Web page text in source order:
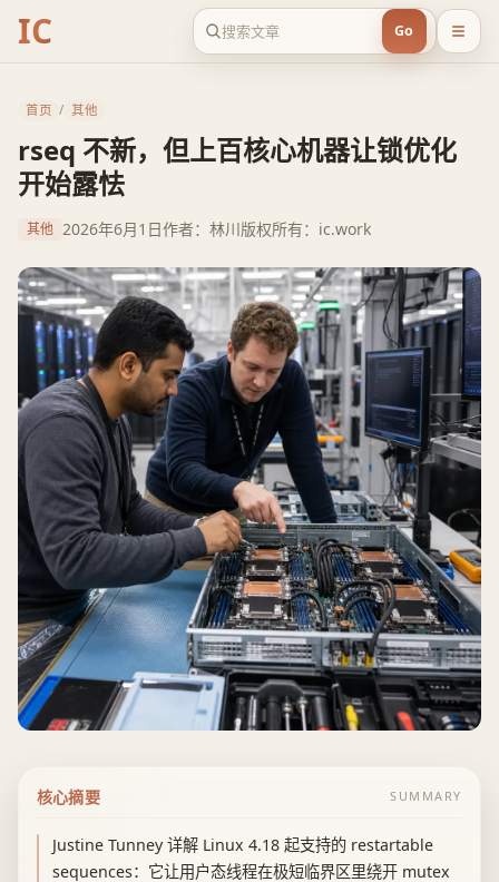
IC Go
首页 / 其他
rseq 不新，但上百核心机器让锁优化
开始露怯
其他 2026年6月1日作者：林川版权所有：ic.work
核心摘要 SUMMARY
Justine Tunney 详解 Linux 4.18 起支持的 restartable
sequences：它让用户态线程在极短临界区里绕开 mutex